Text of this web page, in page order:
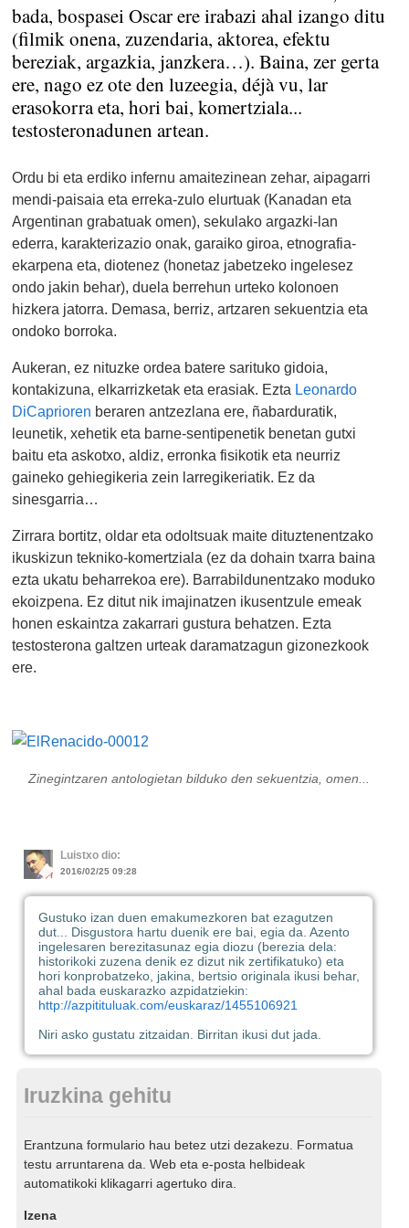
bada, bospasei Oscar ere irabazi ahal izango ditu
(filmik onena, zuzendaria, aktorea, efektu
bereziak, argazkia, janzkera…). Baina, zer gerta
ere, nago ez ote den luzeegia, déjà vu, lar
erasokorra eta, hori bai, komertziala...
testosteronadunen artean.
Ordu bi eta erdiko infernu amaitezinean zehar, aipagarri
mendi-paisaia eta erreka-zulo elurtuak (Kanadan eta
Argentinan grabatuak omen), sekulako argazki-lan
ederra, karakterizazio onak, garaiko giroa, etnografia-
ekarpena eta, diotenez (honetaz jabetzeko ingelesez
ondo jakin behar), duela berrehun urteko kolonoen
hizkera jatorra. Demasa, berriz, artzaren sekuentzia eta
ondoko borroka.
Aukeran, ez nituzke ordea batere sarituko gidoia,
kontakizuna, elkarrizketak eta erasiak. Ezta Leonardo
DiCaprioren beraren antzezlana ere, ñabarduratik,
leunetik, xehetik eta barne-sentipenetik benetan gutxi
baitu eta askotxo, aldiz, erronka fisikotik eta neurriz
gaineko gehiegikeria zein larregikeriatik. Ez da
sinesgarria…
Zirrara bortitz, oldar eta odoltsuak maite dituztenentzako
ikuskizun tekniko-komertziala (ez da dohain txarra baina
ezta ukatu beharrekoa ere). Barrabildunentzako moduko
ekoizpena. Ez ditut nik imajinatzen ikusentzule emeak
honen eskaintza zakarrari gustura behatzen. Ezta
testosterona galtzen urteak daramatzagun gizonezkook
ere.
Zinegintzaren antologietan bilduko den sekuentzia, omen...
Luistxo dio:
2016/02/25 09:28
Gustuko izan duen emakumezkoren bat ezagutzen
dut... Disgustora hartu duenik ere bai, egia da. Azento
ingelesaren berezitasunaz egia diozu (berezia dela:
historikoki zuzena denik ez dizut nik zertifikatuko) eta
hori konprobatzeko, jakina, bertsio originala ikusi behar,
ahal bada euskarazko azpidatziekin:
http://azpitituluak.com/euskaraz/1455106921
Niri asko gustatu zitzaidan. Birritan ikusi dut jada.
Iruzkina gehitu
Erantzuna formulario hau betez utzi dezakezu. Formatua
testu arruntarena da. Web eta e-posta helbideak
automatikoki klikagarri agertuko dira.
Izena